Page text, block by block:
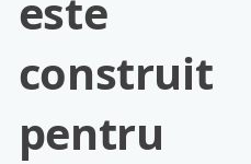
este
construit
pentru